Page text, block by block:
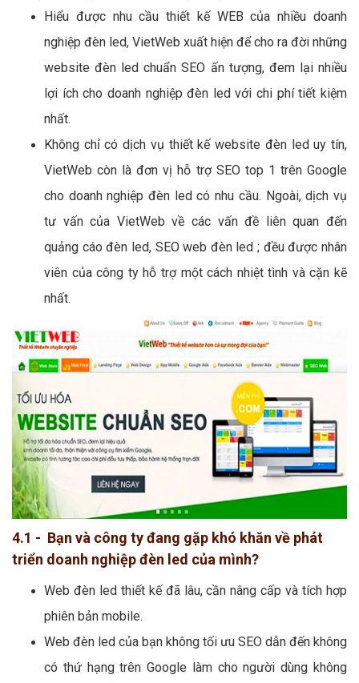
Hiểu được nhu cầu thiết kế WEB của nhiều doanh
nghiệp đèn led, VietWeb xuất hiện để cho ra đời những
website đèn led chuẩn SEO ấn tượng, đem lại nhiều
lợi ích cho doanh nghiệp đèn led với chi phí tiết kiệm
nhất.
Không chỉ có dịch vụ thiết kế website đèn led uy tín,
VietWeb còn là đơn vị hỗ trợ SEO top 1 trên Google
cho doanh nghiệp đèn led có nhu cầu. Ngoài, dịch vụ
tư vấn của VietWeb về các vấn đề liên quan đến
quảng cáo đèn led, SEO web đèn led ; đều được nhân
viên của công ty hỗ trợ một cách nhiệt tình và cặn kẽ
nhất.
4.1 - Bạn và công ty đang gặp khó khăn về phát
triển doanh nghiệp đèn led của mình?
Web đèn led thiết kế đã lâu, cần nâng cấp và tích hợp
phiên bản mobile.
Web đèn led của bạn không tối ưu SEO dẫn đến không
có thứ hạng trên Google làm cho người dùng không